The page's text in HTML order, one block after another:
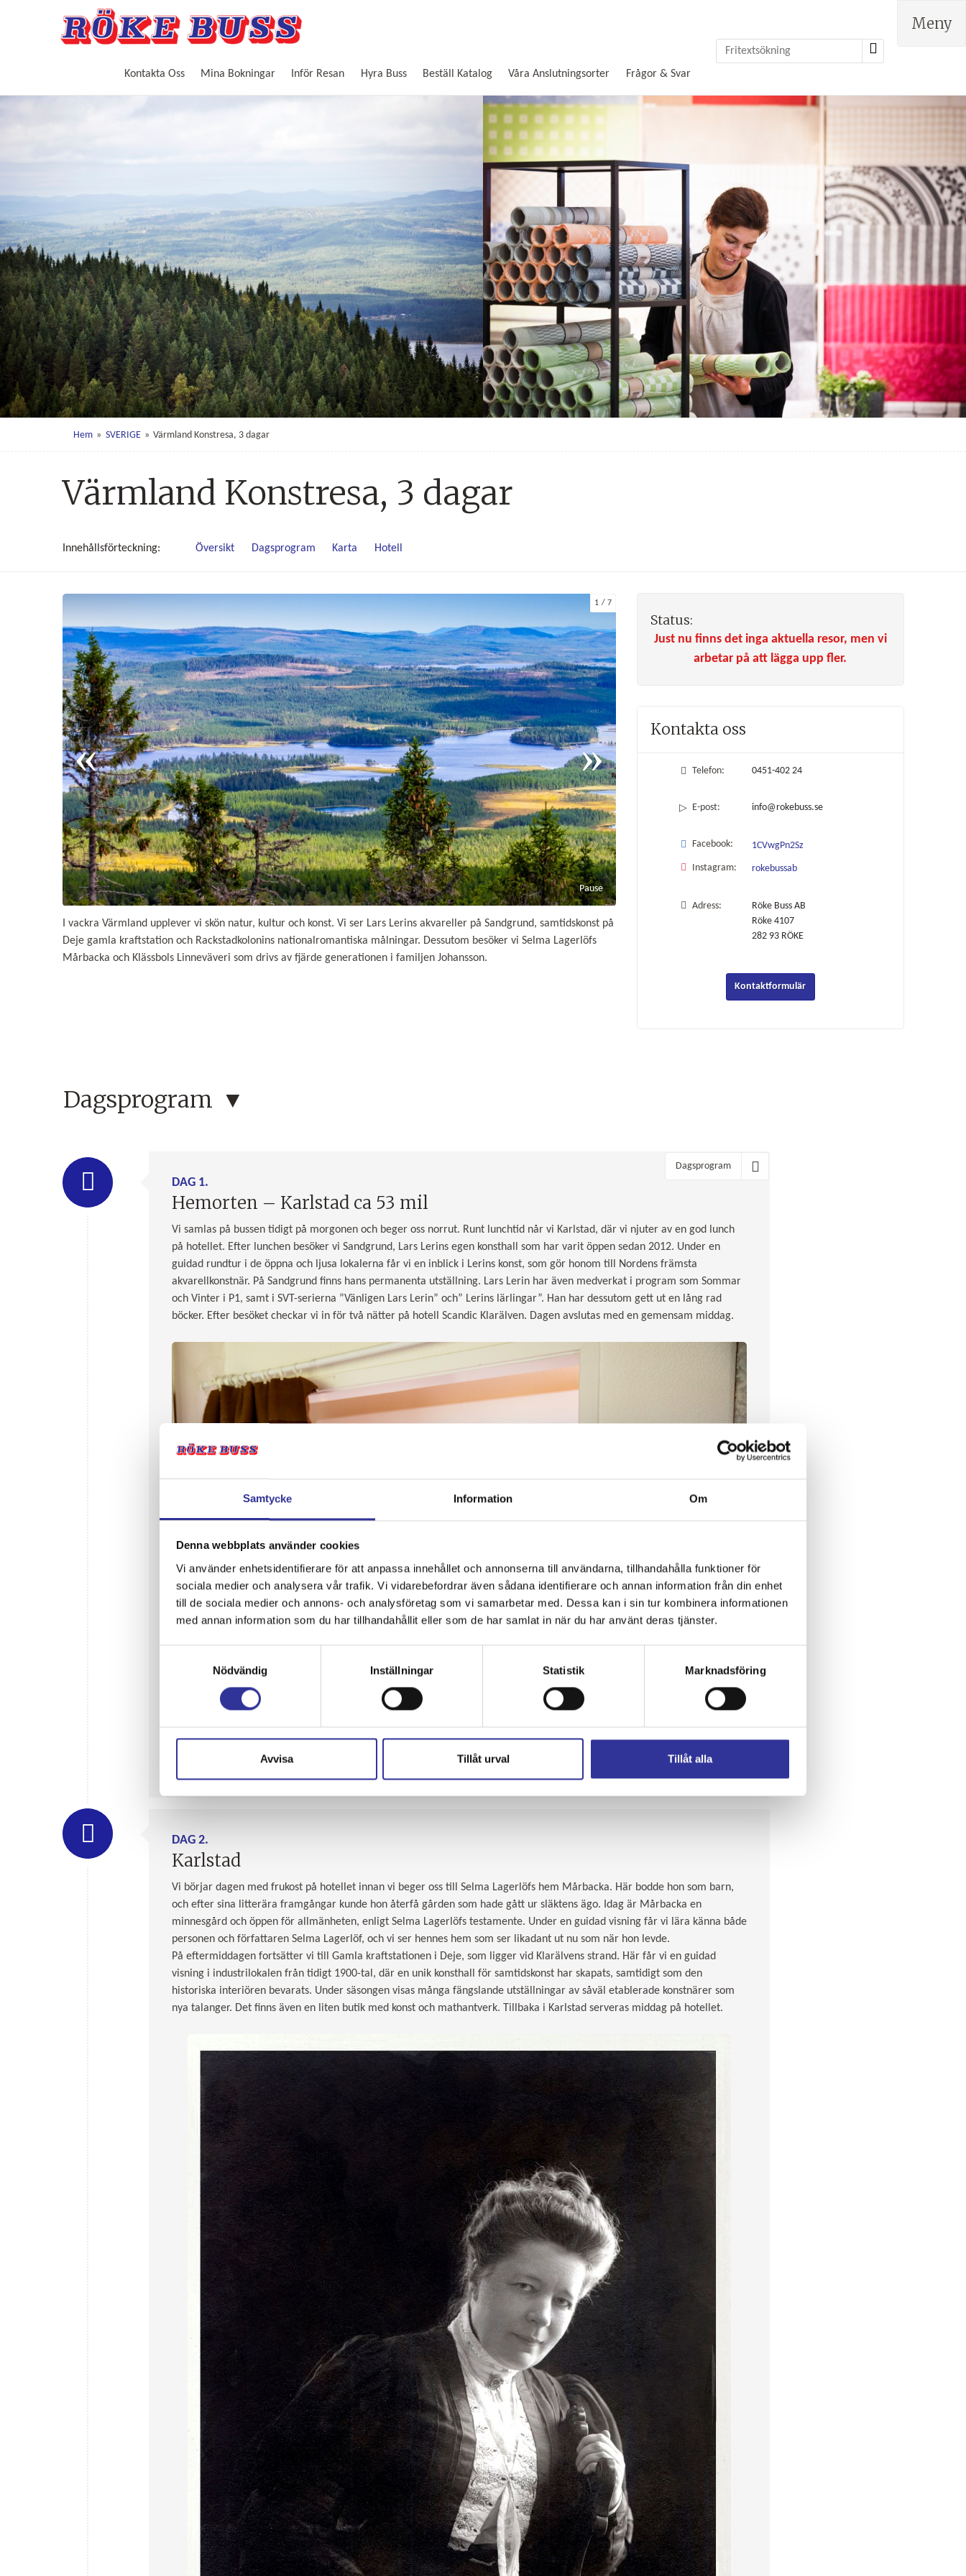
Samtycke Information Om
Denna webbplats använder cookies
Vi använder enhetsidentifierare för att anpassa innehållet och annonserna till användarna, tillhandahålla funktioner för
sociala medier och analysera vår trafik. Vi vidarebefordrar även sådana identifierare och annan information från din enhet
till de sociala medier och annons- och analysföretag som vi samarbetar med. Dessa kan i sin tur kombinera informationen
med annan information som du har tillhandahållit eller som de har samlat in när du har använt deras tjänster.
Nödvändig
Inställningar Statistik Marknadsföring
Avvisa Tillåt urval Tillåt alla
Kontakta Oss Mina Bokningar Inför Resan Hyra Buss Beställ Katalog Våra Anslutningsorter Frågor & Svar
Meny
Hem » SVERIGE » Värmland Konstresa, 3 dagar
Värmland Konstresa, 3 dagar
Innehållsförteckning Översikt Dagsprogram Karta Hotell
Pause
1 7
I vackra Värmland upplever vi skön natur, kultur och konst. Vi ser Lars Lerins akvareller på Sandgrund, samtidskonst på
Deje gamla kraftstation och Rackstadkolonins nationalromantiska målningar. Dessutom besöker vi Selma Lagerlöfs
Mårbacka och Klässbols Linneväveri som drivs av fjärde generationen i familjen Johansson.
Status:
Just nu finns det inga aktuella resor, men vi
arbetar på att lägga upp fler.
Kontakta oss
Telefon: 0451-402 24
E-post: info@rokebuss.se
Facebook: 1CVwgPn2Sz
Instagram: rokebussab
Adress:
Röke Buss AB
Röke 4107
282 93 RÖKE
Kontaktformulär
Dagsprogram
Dagsprogram
DAG 1.
Hemorten – Karlstad ca 53 mil
Vi samlas på bussen tidigt på morgonen och beger oss norrut. Runt lunchtid når vi Karlstad, där vi njuter av en god lunch
på hotellet. Efter lunchen besöker vi Sandgrund, Lars Lerins egen konsthall som har varit öppen sedan 2012. Under en
guidad rundtur i de öppna och ljusa lokalerna får vi en inblick i Lerins konst, som gör honom till Nordens främsta
akvarellkonstnär. På Sandgrund finns hans permanenta utställning. Lars Lerin har även medverkat i program som Sommar
och Vinter i P1, samt i SVT-serierna ”Vänligen Lars Lerin” och” Lerins lärlingar”. Han har dessutom gett ut en lång rad
böcker. Efter besöket checkar vi in för två nätter på hotell Scandic Klarälven. Dagen avslutas med en gemensam middag.
DAG 2.
Karlstad
Vi börjar dagen med frukost på hotellet innan vi beger oss till Selma Lagerlöfs hem Mårbacka. Här bodde hon som barn,
och efter sina litterära framgångar kunde hon återfå gården som hade gått ur släktens ägo. Idag är Mårbacka en
minnesgård och öppen för allmänheten, enligt Selma Lagerlöfs testamente. Under en guidad visning får vi lära känna både
personen och författaren Selma Lagerlöf, och vi ser hennes hem som ser likadant ut nu som när hon levde.
På eftermiddagen fortsätter vi till Gamla kraftstationen i Deje, som ligger vid Klarälvens strand. Här får vi en guidad
visning i industrilokalen från tidigt 1900-tal, där en unik konsthall för samtidskonst har skapats, samtidigt som den
historiska interiören bevarats. Under säsongen visas många fängslande utställningar av såväl etablerade konstnärer som
nya talanger. Det finns även en liten butik med konst och mathantverk. Tillbaka i Karlstad serveras middag på hotellet.